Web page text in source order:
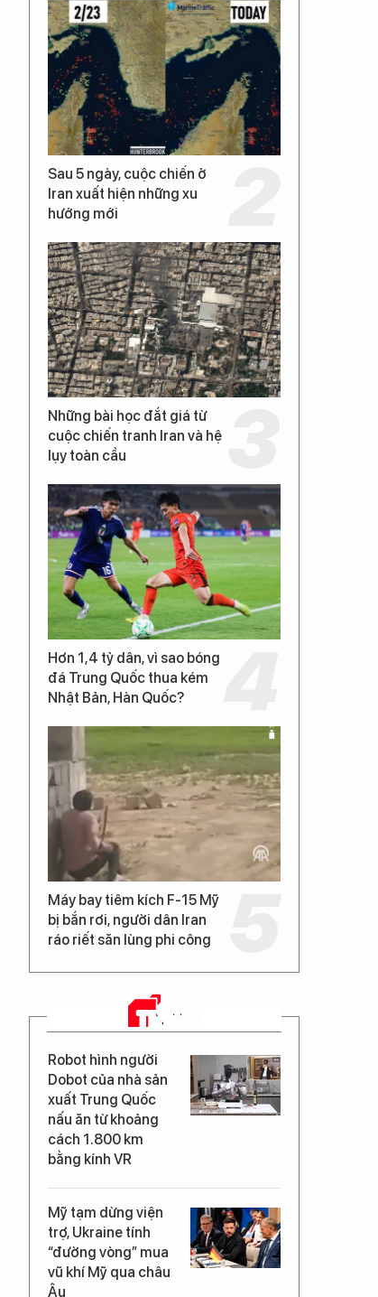
Sau 5 ngày, cuộc chiến ở
Iran xuất hiện những xu
hướng mới
Những bài học đắt giá từ
cuộc chiến tranh Iran và hệ
lụy toàn cầu
Hơn 1,4 tỷ dân, vì sao bóng
đá Trung Quốc thua kém
Nhật Bản, Hàn Quốc?
Máy bay tiêm kích F-15 Mỹ
bị bắn rơi, người dân Iran
ráo riết săn lùng phi công
TIN MỚI
Robot hình người
Dobot của nhà sản
xuất Trung Quốc
nấu ăn từ khoảng
cách 1.800 km
bằng kính VR
Mỹ tạm dừng viện
trợ, Ukraine tính
“đường vòng” mua
vũ khí Mỹ qua châu
Âu